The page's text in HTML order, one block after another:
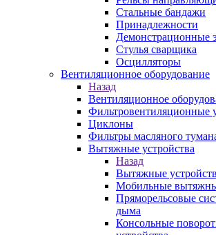
Стальные бандажи
Принадлежности
Демонстрационные
Стулья сварщика
Осцилляторы
Вентиляционное оборудование
Назад
Вентиляционное
Фильтровентиляционные
Циклоны
Фильтры масляного
Вытяжные устройства
Назад
Вытяжные
Мобильные
Пряморельсовые
дыма
Консольные